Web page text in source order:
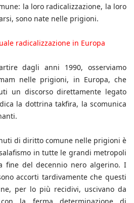
la loro radicalizzazione, la loro
sono nate nelle prigioni.
radicalizzazione in Europa
dagli anni 1990, osserviamo
nelle prigioni, in Europa, che
un discorso direttamente legato
la dottrina takfira, la scomunica
di diritto comune nelle prigioni è
in tutte le grandi metropoli
fine del decennio nero algerino. I
accorti tardivamente che questi
per lo più recidivi, uscivano da